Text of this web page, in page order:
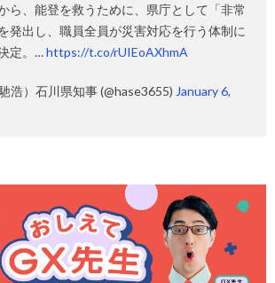
ら、能登を救うために、県庁として「非常
発出し、職員全員が災害対応を行う体制に
定。…https://t.co/rUIEoAXhmA
浩）石川県知事 (@hase3655) January 6,